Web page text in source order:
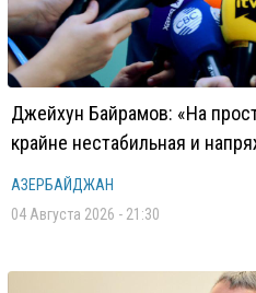
Джейхун Байрамов: «На
крайне нестабильная и
АЗЕРБАЙДЖАН
04 Августа 2026 - 21:30